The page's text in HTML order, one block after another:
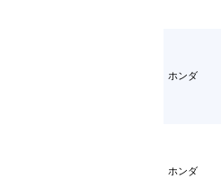
ホンダ
ホンダ